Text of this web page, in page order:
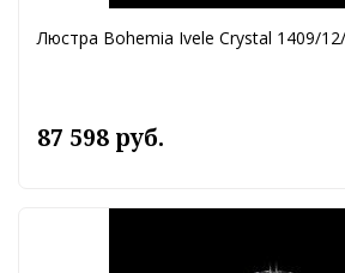
Люстра Bohemia Ivele Crystal 1409/
87 598 руб.